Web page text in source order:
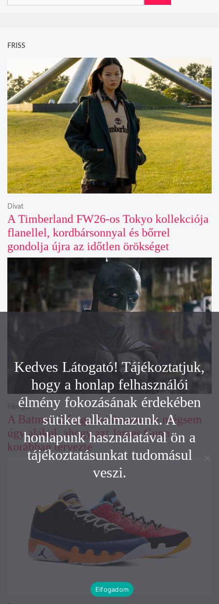
FRISS
A Timberland FW26-os Tokyo kollekciója
flanellel, kordbársonnyal és bőrrel
gondolja újra az időtlen örökséget
Divat
A Batman 2 forgatási ütemterve mégsem
úgy alakul, ahogy azt James Gunn
korábban tervezte
Filmipar
Kedves Látogató! Tájékoztatjuk,
hogy a honlap felhasználói
élmény fokozásának érdekében
sütiket alkalmazunk. A
honlapunk használatával ön a
tájékoztatásunkat tudomásul
veszi.
Elfogadom